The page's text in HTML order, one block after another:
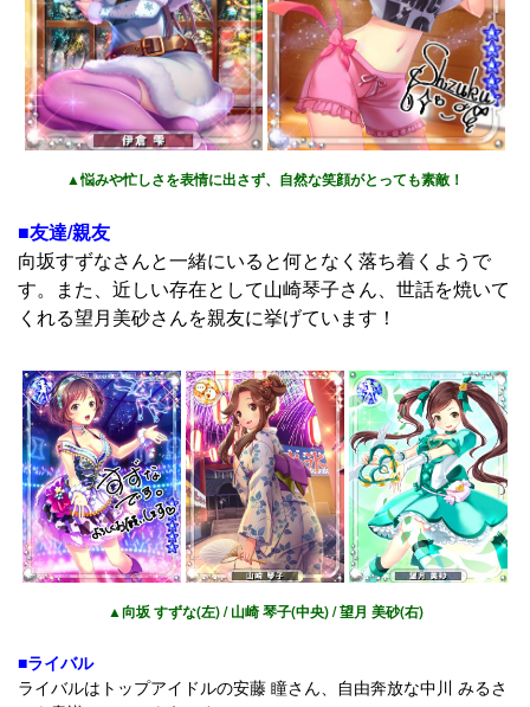
▲悩みや忙しさを表情に出さず、自然な笑顔がとっても素敵！
■友達/親友
向坂すずなさんと一緒にいると何となく落ち着くようで
す。また、近しい存在として山崎琴子さん、世話を焼いて
くれる望月美砂さんを親友に挙げています！
▲向坂 すずな(左) / 山崎 琴子(中央) / 望月 美砂(右)
■ライバル
ライバルはトップアイドルの安藤 瞳さん、自由奔放な中川 みるさ